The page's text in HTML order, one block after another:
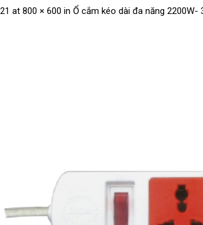
at 800 × 600 in Ổ cắm kéo dài đa năng 2200W-